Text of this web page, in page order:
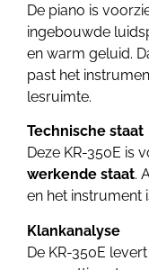
De piano is
ingebouwde
en warm geluid.
past het
lesruimte.
Technische staat
Deze KR-350E is
werkende staat.
en het instrument
Klankanalyse
De KR-350E